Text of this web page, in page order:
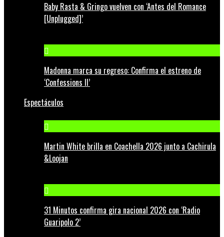
Baby Rasta & Gringo vuelven con ‘Antes del Romance
[Unplugged]’
Madonna marca su regreso: Confirma el estreno de
‘Confessions II’
Espectáculos
Martin White brilla en Coachella 2026 junto a Cachirula
&Loojan
31 Minutos confirma gira nacional 2026 con ‘Radio
Guaripolo 2’